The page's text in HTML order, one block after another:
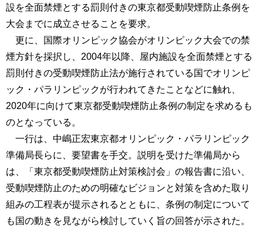
設を全面禁煙とする罰則付きの東京都受動喫煙防止条例を
大会までに成立させることを要求。
更に、国際オリンピック協会がオリンピック大会での禁
煙方針を採択し、2004年以降、屋内施設を全面禁煙とする
罰則付きの受動喫煙防止法が施行されている国でオリンピ
ック・パラリンピックが行われてきたことなどに触れ、
2020年に向けて東京都受動喫煙防止条例の制定を求めるも
のとなっている。
一行は、中嶋正宏東京都オリンピック・パラリンピック
準備局長らに、要望書を手交。説明を受けた準備局から
は、「東京都受動喫煙防止対策検討会」の報告書に沿い、
受動喫煙防止のための明確なビジョンと対策を含めた取り
組みの工程表が提示されるとともに、条例の制定について
も国の動きを見ながら検討していく旨の回答が示された。